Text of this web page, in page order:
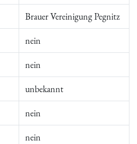
Brauer Vereinigung Pegnitz
nein
nein
unbekannt
nein
nein